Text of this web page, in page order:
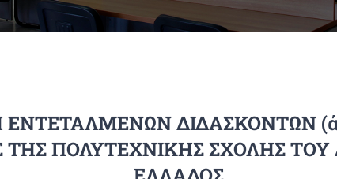
ΔΙΔΑΣΚΟΝΤΩΝ
ΠΟΛΥΤΕΧΝΙΚΗΣ ΣΧΟΛΗΣ